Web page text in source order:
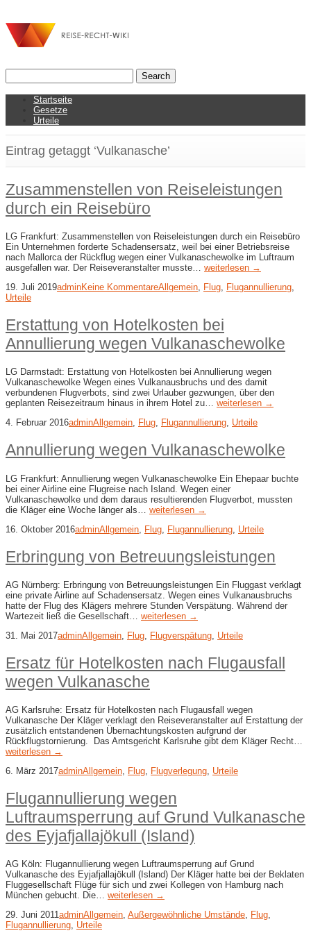
Startseite
Gesetze
Urteile
Eintrag getaggt ‘Vulkanasche’
Zusammenstellen von Reiseleistungen
durch ein Reisebüro
LG Frankfurt: Zusammenstellen von Reiseleistungen durch ein Reisebüro
Ein Unternehmen forderte Schadensersatz, weil bei einer Betriebsreise
nach Mallorca der Rückflug wegen einer Vulkanaschewolke im Luftraum
ausgefallen war. Der Reiseveranstalter musste… weiterlesen →
19. Juli 2019adminKeine KommentareAllgemein, Flug, Flugannullierung,
Urteile
Erstattung von Hotelkosten bei
Annullierung wegen Vulkanaschewolke
LG Darmstadt: Erstattung von Hotelkosten bei Annullierung wegen
Vulkanaschewolke Wegen eines Vulkanausbruchs und des damit
verbundenen Flugverbots, sind zwei Urlauber gezwungen, über den
geplanten Reisezeitraum hinaus in ihrem Hotel zu… weiterlesen →
4. Februar 2016adminAllgemein, Flug, Flugannullierung, Urteile
Annullierung wegen Vulkanaschewolke
LG Frankfurt: Annullierung wegen Vulkanaschewolke Ein Ehepaar buchte
bei einer Airline eine Flugreise nach Island. Wegen einer
Vulkanaschewolke und dem daraus resultierenden Flugverbot, mussten
die Kläger eine Woche länger als… weiterlesen →
16. Oktober 2016adminAllgemein Flug Flugannullierung Urteile
Erbringung von Betreuungsleistungen
AG Nürnberg: Erbringung von Betreuungsleistungen Ein Fluggast verklagt
eine private Airline auf Schadensersatz. Wegen eines Vulkanausbruchs
hatte der Flug des Klägers mehrere Stunden Verspätung. Während der
Wartezeit ließ die Gesellschaft… weiterlesen →
31. Mai 2017adminAllgemein Flug Flugverspätung Urteile
Ersatz für Hotelkosten nach Flugausfall
wegen Vulkanasche
AG Karlsruhe: Ersatz für Hotelkosten nach Flugausfall wegen
Vulkanasche Der Kläger verklagt den Reiseveranstalter auf Erstattung der
zusätzlich entstandenen Übernachtungskosten aufgrund der
Rückflugstornierung. Das Amtsgericht Karlsruhe gibt dem Kläger Recht…
weiterlesen →
6. März 2017adminAllgemein Flug Flugverlegung Urteile
Flugannullierung wegen
Luftraumsperrung auf Grund Vulkanasche
des Eyjafjallajökull (Island)
AG Köln: Flugannullierung wegen Luftraumsperrung auf Grund
Vulkanasche des Eyjafjallajökull (Island) Der Kläger hatte bei der Beklaten
Fluggesellschaft Flüge für sich und zwei Kollegen von Hamburg nach
München gebucht. Die… weiterlesen →
29. Juni 2011adminAllgemein, Außergewöhnliche Umstände, Flug,
Flugannullierung, Urteile